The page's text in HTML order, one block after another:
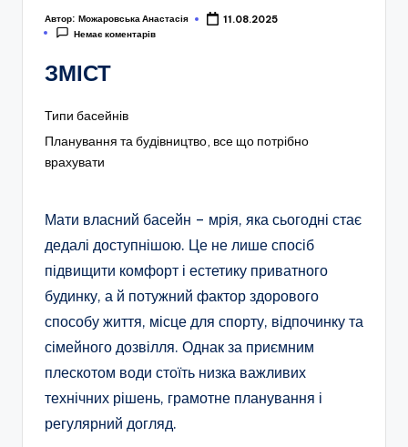
Автор: Можаровська Анастасія
11.08.2025
Немає коментарів
ЗМІСТ
Типи басейнів
Планування та будівництво, все що потрібно
врахувати
Мати власний басейн – мрія, яка сьогодні стає
дедалі доступнішою. Це не лише спосіб
підвищити комфорт і естетику приватного
будинку, а й потужний фактор здорового
способу життя, місце для спорту, відпочинку та
сімейного дозвілля. Однак за приємним
плескотом води стоїть низка важливих
технічних рішень, грамотне планування і
регулярний догляд.